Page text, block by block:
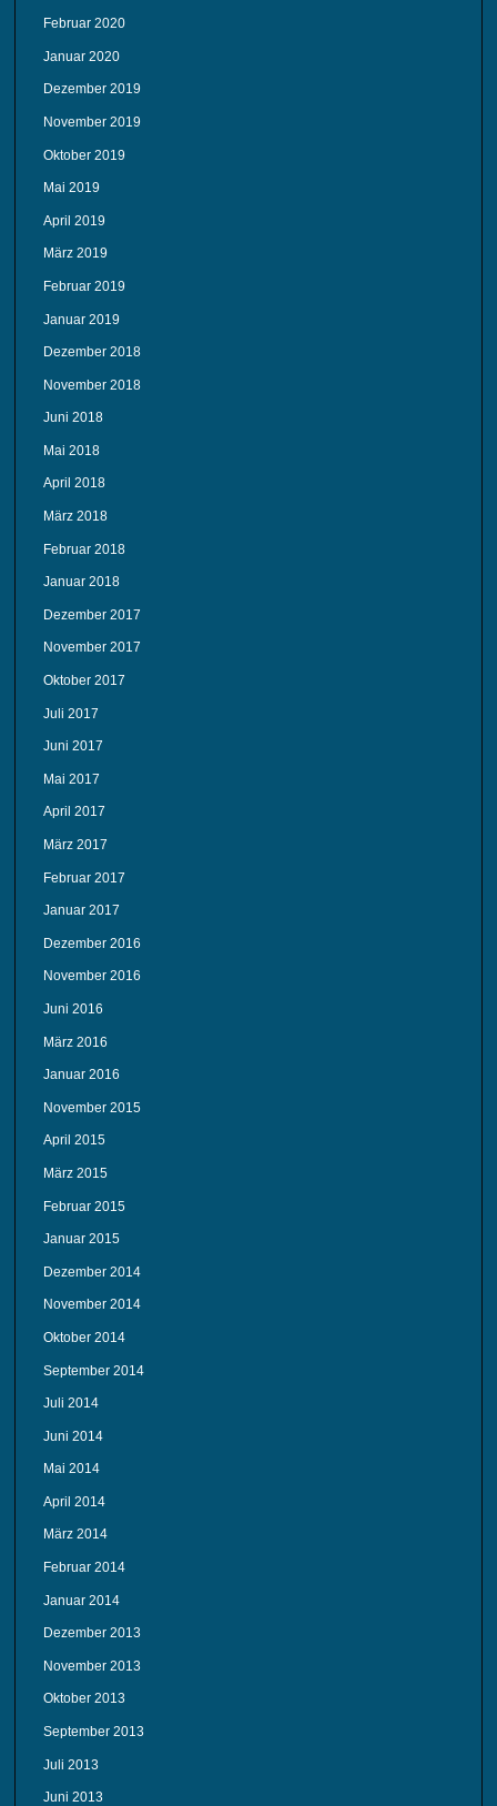
Februar 2020
Januar 2020
Dezember 2019
November 2019
Oktober 2019
Mai 2019
April 2019
März 2019
Februar 2019
Januar 2019
Dezember 2018
November 2018
Juni 2018
Mai 2018
April 2018
März 2018
Februar 2018
Januar 2018
Dezember 2017
November 2017
Oktober 2017
Juli 2017
Juni 2017
Mai 2017
April 2017
März 2017
Februar 2017
Januar 2017
Dezember 2016
November 2016
Juni 2016
März 2016
Januar 2016
November 2015
April 2015
März 2015
Februar 2015
Januar 2015
Dezember 2014
November 2014
Oktober 2014
September 2014
Juli 2014
Juni 2014
Mai 2014
April 2014
März 2014
Februar 2014
Januar 2014
Dezember 2013
November 2013
Oktober 2013
September 2013
Juli 2013
Juni 2013